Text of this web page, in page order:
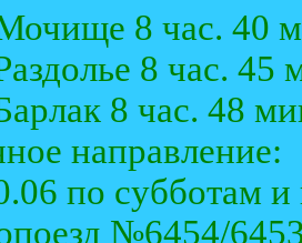
8 час. 40
8 час. 45
8 час. 48
направление:
по субботам и
№6454/